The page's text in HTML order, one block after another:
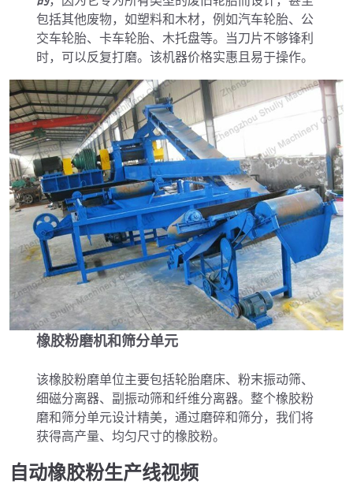
包括其他废物，如塑料和木材，例如汽车轮胎、公
交车轮胎、卡车轮胎、木托盘等。当刀片不够锋利
时，可以反复打磨。该机器价格实惠且易于操作。
橡胶粉磨机和筛分单元
该橡胶粉磨单位主要包括轮胎磨床、粉末振动筛、
细磁分离器、副振动筛和纤维分离器。整个橡胶粉
磨和筛分单元设计精美，通过磨碎和筛分，我们将
获得高产量、均匀尺寸的橡胶粉。
自动橡胶粉生产线视频